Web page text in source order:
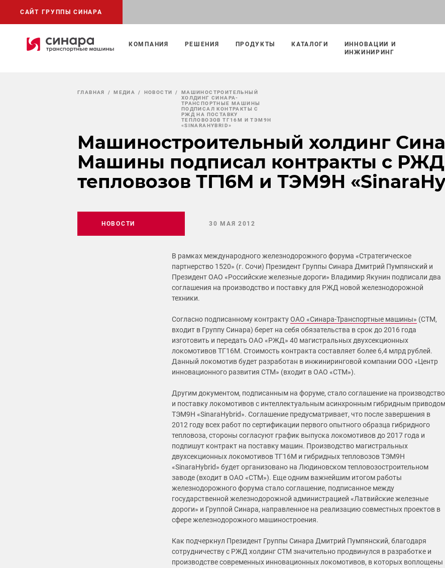
САЙТ ГРУППЫ СИНАРА
КОМПАНИЯ РЕШЕНИЯ ПРОДУКТЫ КАТАЛОГИ
ИННОВАЦИИ И
ИНЖИНИРИНГ
ГЛАВНАЯ МЕДИА НОВОСТИ
МАШИНОСТРОИТЕЛЬНЫЙ
ХОЛДИНГ СИНАРА-
ТРАНСПОРТНЫЕ МАШИНЫ
ПОДПИСАЛ КОНТРАКТЫ С
РЖД НА ПОСТАВКУ
ТЕПЛОВОЗОВ ТГ16М И ТЭМ9H
«SINARAHYBRID»
Машиностроительный холдинг
Машины подписал контракты с РЖД
тепловозов ТГ16М и ТЭМ9H
НОВОСТИ 30 МАЯ 2012
В рамках международного железнодорожного форума «Стратегическое
партнерство 1520» (г. Сочи) Президент Группы Синара Дмитрий Пумпянский и
Президент ОАО «Российские железные дороги» Владимир Якунин подписали два
соглашения на производство и поставку для РЖД новой железнодорожной
техники.
Согласно подписанному контрактуОАО «Синара-Транспортные машины» (СТМ,
входит в Группу Синара) берет на себя обязательства в срок до 2016 года
изготовить и передать ОАО «РЖД» 40 магистральных двухсекционных
локомотивов ТГ16М. Стоимость контракта составляет более 6,4 млрд рублей.
Данный локомотив будет разработан в инжиниринговой компании ООО «Центр
инновационного развития СТМ» (входит в ОАО «СТМ»).
Другим документом, подписанным на форуме, стало соглашение на производство
и поставку локомотивов с интеллектуальным асинхронным гибридным приводом
ТЭМ9H «SinaraHybrid». Соглашение предусматривает, что после завершения в
2012 году всех работ по сертификации первого опытного образца гибридного
тепловоза, стороны согласуют график выпуска локомотивов до 2017 года и
подпишут контракт на поставку машин. Производство магистральных
двухсекционных локомотивов ТГ16М и гибридных тепловозов ТЭМ9H
«SinaraHybrid» будет организовано на Людиновском тепловозостроительном
заводе (входит в ОАО «СТМ»). Еще одним важнейшим итогом работы
железнодорожного форума стало соглашение, подписанное между
государственной железнодорожной администрацией «Латвийские железные
дороги» и Группой Синара, направленное на реализацию совместных проектов в
сфере железнодорожного машиностроения.
Как подчеркнул Президент Группы Синара Дмитрий Пумпянский, благодаря
сотрудничеству с РЖД холдинг СТМ значительно продвинулся в разработке и
производстве современных инновационных локомотивов, в которых воплощены